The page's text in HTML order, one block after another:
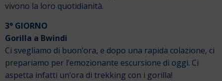
vivono la loro quotidianità.
3° GIORNO
Gorilla a Bwindi
Ci svegliamo di buon’ora, e dopo una rapida colazione, ci
prepariamo per l’emozionante escursione di oggi. Ci
aspetta infatti un’ora di trekking con i gorilla!